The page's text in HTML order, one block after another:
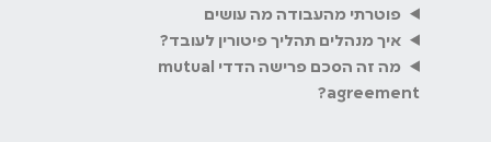
פוטרתי מהעבודה מה עושים
איך מנהלים תהליך פיטורין לעובד?
מה זה הסכם פרישה הדדי mutual
agreement?